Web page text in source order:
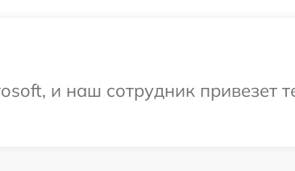
и наш сотрудник привезет